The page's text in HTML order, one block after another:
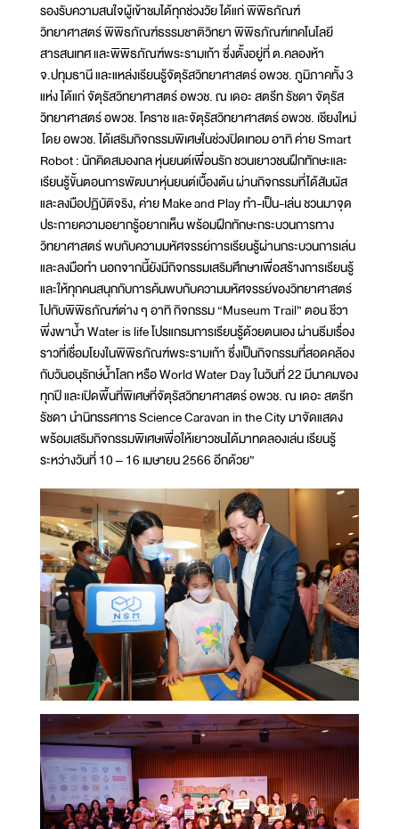
รองรับความสนใจผู้เข้าชมได้ทุกช่วงวัย ได้แก่ พิพิธภัณฑ์
วิทยาศาสตร์ พิพิธภัณฑ์ธรรมชาติวิทยา พิพิธภัณฑ์เทคโนโลยี
สารสนเทศ และพิพิธภัณฑ์พระรามเก้า ซึ่งตั้งอยู่ที่ ต.คลองห้า
จ.ปทุมธานี และแหล่งเรียนรู้จัตุรัสวิทยาศาสตร์ อพวช. ภูมิภาคทั้ง 3
แห่ง ได้แก่ จัตุรัสวิทยาศาสตร์ อพวช. ณ เดอะ สตรีท รัชดา จัตุรัส
วิทยาศาสตร์ อพวช. โคราช และจัตุรัสวิทยาศาสตร์ อพวช. เชียงใหม่
โดย อพวช. ได้เสริมกิจกรรมพิเศษในช่วงปิดเทอม อาทิ ค่าย Smart
Robot : นักคิดสมองกล หุ่นยนต์เพื่อนรัก ชวนเยาวชนฝึกทักษะและ
เรียนรู้ขั้นตอนการพัฒนาหุ่นยนต์เบื้องต้น ผ่านกิจกรรมที่ได้สัมผัส
และลงมือปฏิบัติจริง, ค่าย Make and Play ทำ-เป็น-เล่น ชวนมาจุด
ประกายความอยากรู้อยากเห็น พร้อมฝึกทักษะกระบวนการทาง
วิทยาศาสตร์ พบกับความมหัศจรรย์การเรียนรู้ผ่านกระบวนการเล่น
และลงมือทำ นอกจากนี้ยังมีกิจกรรมเสริมศึกษาเพื่อสร้างการเรียนรู้
และให้ทุกคนสนุกกับการค้นพบกับความมหัศจรรย์ของวิทยาศาสตร์
ไปกับพิพิธภัณฑ์ต่าง ๆ อาทิ กิจกรรม “Museum Trail” ตอน ชีวา
พึ่งพาน้ำ Water is life โปรแกรมการเรียนรู้ด้วยตนเอง ผ่านธีมเรื่อง
ราวที่เชื่อมโยงในพิพิธภัณฑ์พระรามเก้า ซึ่งเป็นกิจกรรมที่สอดคล้อง
กับวันอนุรักษ์น้ำโลก หรือ World Water Day ในวันที่ 22 มีนาคมของ
ทุกปี และเปิดพื้นที่พิเศษที่จัตุรัสวิทยาศาสตร์ อพวช. ณ เดอะ สตรีท
รัชดา นำนิทรรศการ Science Caravan in the City มาจัดแสดง
พร้อมเสริมกิจกรรมพิเศษเพื่อให้เยาวชนได้มาทดลองเล่น เรียนรู้
ระหว่างวันที่ 10 – 16 เมษายน 2566 อีกด้วย”